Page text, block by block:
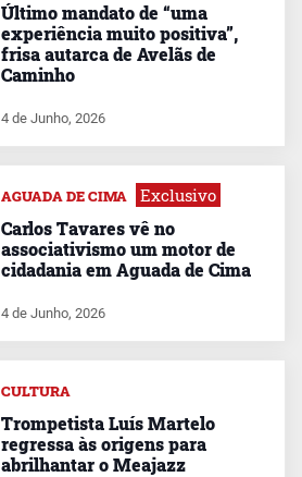
Último mandato de “uma
experiência muito positiva”,
frisa autarca de Avelãs de
Caminho
4 de Junho, 2026
AGUADA DE CIMA Exclusivo
Carlos Tavares vê no
associativismo um motor de
cidadania em Aguada de Cima
4 de Junho, 2026
CULTURA
Trompetista Luís Martelo
regressa às origens para
abrilhantar o Meajazz